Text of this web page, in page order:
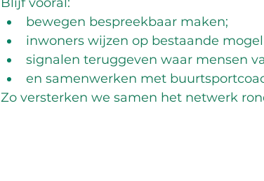
bewegen bespreekbaar maken;
inwoners wijzen op bestaande
signalen teruggeven waar mensen
en samenwerken met
Zo versterken we samen het netwerk